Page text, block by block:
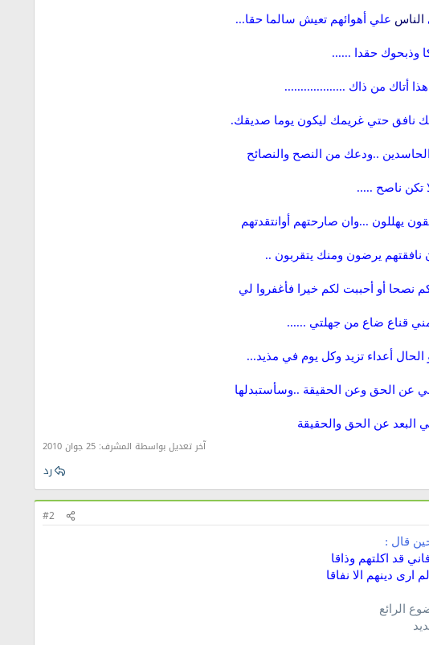
الناس علي أهوائهم تعيش سالما حقا...
وذبحوك حقدا ......
أتاك من ذاك ...................
نافق حتي غريمك ليكون يوما صديقك.
..ودعك من النصح والنصائح
تكن ناصح .....
يهللون ...وان صارحتهم أوانتقدتهم
يرضون ومنك يتقربون ..
نصحا أو أحببت لكم خيرا فأغفروا لي
مني قناع ضاع من جهلتي ......
أعداء تزيد وكل يوم في مذيد...
عن الحق وعن الحقيقة ..وسأستبدلها
البعد عن الحق والحقيقة
آخر تعديل بواسطة المشرف: 25 جوان 2010
رد
#2
قال :
قد اكلتهم وذاقا
ارى دينهم الا نفاقا
الرائع